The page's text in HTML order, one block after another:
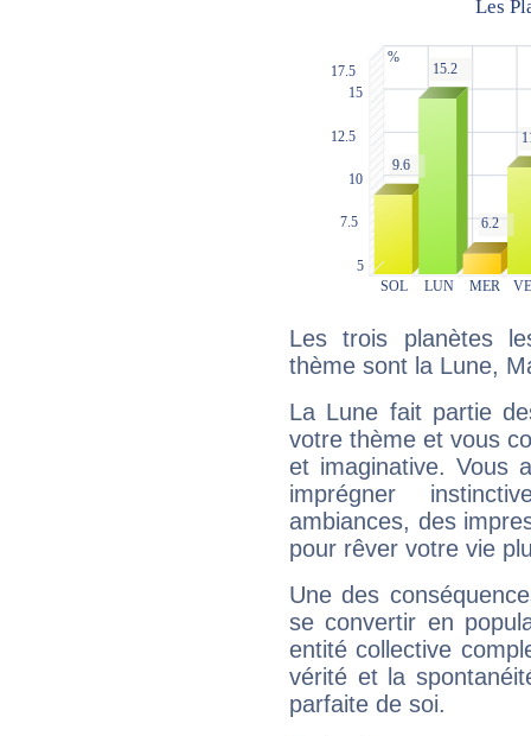
Les trois planètes
thème sont la Lune,
La Lune fait partie
votre thème et vous
et imaginative. Vous
imprégner
ambiances, des
pour rêver votre vie
Une des
se convertir en
entité collective
vérité et la
parfaite de soi.